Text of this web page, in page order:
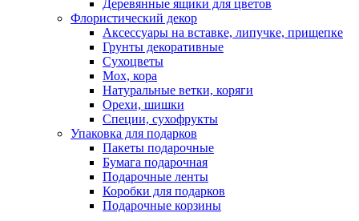
Деревянные ящики для цветов
Флористический декор
Аксессуары на вставке, липучке, прищепке
Грунты декоративные
Сухоцветы
Мох, кора
Натуральные ветки, коряги
Орехи, шишки
Специи, сухофрукты
Упаковка для подарков
Пакеты подарочные
Бумага подарочная
Подарочные ленты
Коробки для подарков
Подарочные корзины